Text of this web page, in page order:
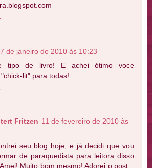
7 de janeiro de 2010 às 10:23
tipo de livro! E achei ótimo voce
lit" para todas!
Fritzen 11 de fevereiro de 2010 às
seu blog hoje, e já decidi que vou
de paraquedista para leitora disso
Muito bom mesmo! Adorei o post...